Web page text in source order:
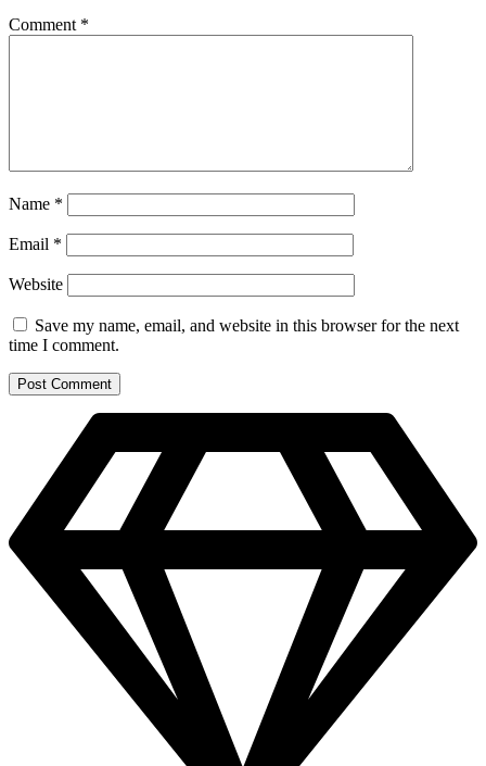
Comment *
Name *
Email *
Website
Save my name, email, and website in this browser for the next
time I comment.